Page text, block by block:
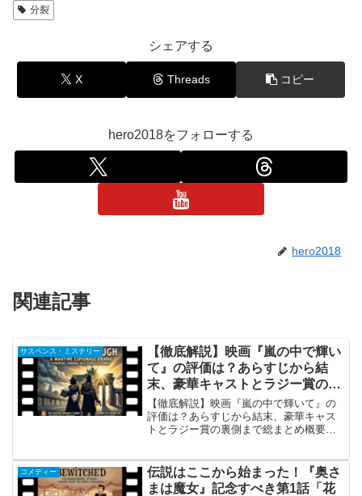
分裂
シェアする
X Threads コピー
hero2018をフォローする
hero2018
関連記事
サスペンス・ミステリー
【徹底解説】映画『嵐の中で輝い
て』の評価は？あらすじから結
末、豪華キャストとラジー賞の裏
側まで総まとめ
【徹底解説】映画『嵐の中で輝いて』の
評価は？あらすじから結末、豪華キャス
トとラジー賞の裏側まで総まとめ概要：
『嵐の中で輝いて』（原題：Shining
Through）は、1...
コメディー
伝説はここから始まった！『奥さ
まは魔女』記念すべき第1話「花